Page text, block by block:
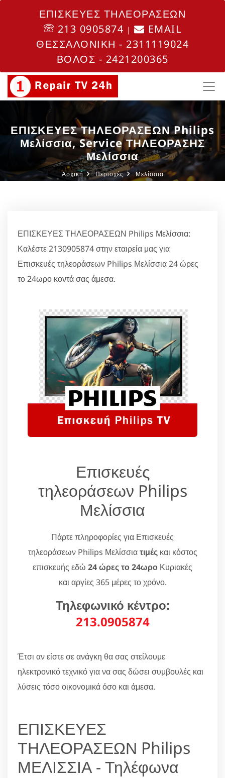
ΕΠΙΣΚΕΥΕΣ ΤΗΛΕΟΡΑΣΕΩΝ
213 0905874 |
EMAIL
ΘΕΣΣΑΛΟΝΙΚΗ - 2311119024
ΒΟΛΟΣ - 2421200365
ΕΠΙΣΚΕΥΕΣ ΤΗΛΕΟΡΑΣΕΩΝ Philips
Μελίσσια, Service ΤΗΛΕΟΡΑΣΗΣ
Μελίσσια
Αρχική Περιοχές Μελίσσια
ΕΠΙΣΚΕΥΕΣ ΤΗΛΕΟΡΑΣΕΩΝ Philips Μελίσσια:
Καλέστε 2130905874 στην εταιρεία μας για
Επισκευές τηλεοράσεων Philips Μελίσσια 24 ώρες
το 24ωρο κοντά σας άμεσα.
Επισκευές
τηλεοράσεων Philips
Μελίσσια
Πάρτε πληροφορίες για Επισκευές
τηλεοράσεων Philips Μελίσσιατιμέςκαι κόστος
επισκευής εδώ 24 ώρες το 24ωρο Κυριακές
και αργίες 365 μέρες το χρόνο.
Τηλεφωνικό κέντρο:
213.0905874
Έτσι αν είστε σε ανάγκη θα σας στείλουμε
ηλεκτρονικό τεχνικό για να σας δώσει συμβουλές και
λύσεις τόσο οικονομικά όσο και άμεσα.
ΕΠΙΣΚΕΥΕΣ
ΤΗΛΕΟΡΑΣΕΩΝ Philips
ΜΕΛΙΣΣΙΑ - Τηλέφωνα